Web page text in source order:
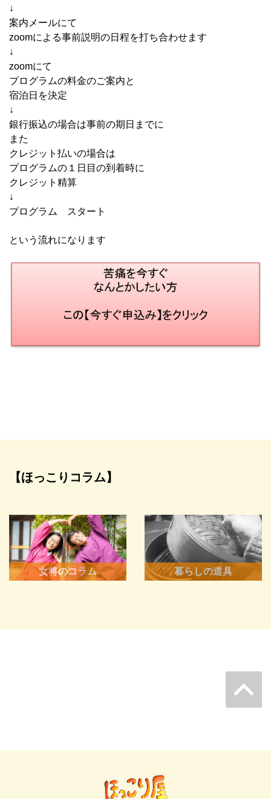
↓
案内メールにて
zoomによる事前説明の日程を打ち合わせます
↓
zoomにて
プログラムの料金のご案内と
宿泊日を決定
↓
銀行振込の場合は事前の期日までに
また
クレジット払いの場合は
プログラムの１日目の到着時に
クレジット精算
↓
プログラム スタート
という流れになります
【ほっこりコラム】
女将のコラム 暮らしの道具